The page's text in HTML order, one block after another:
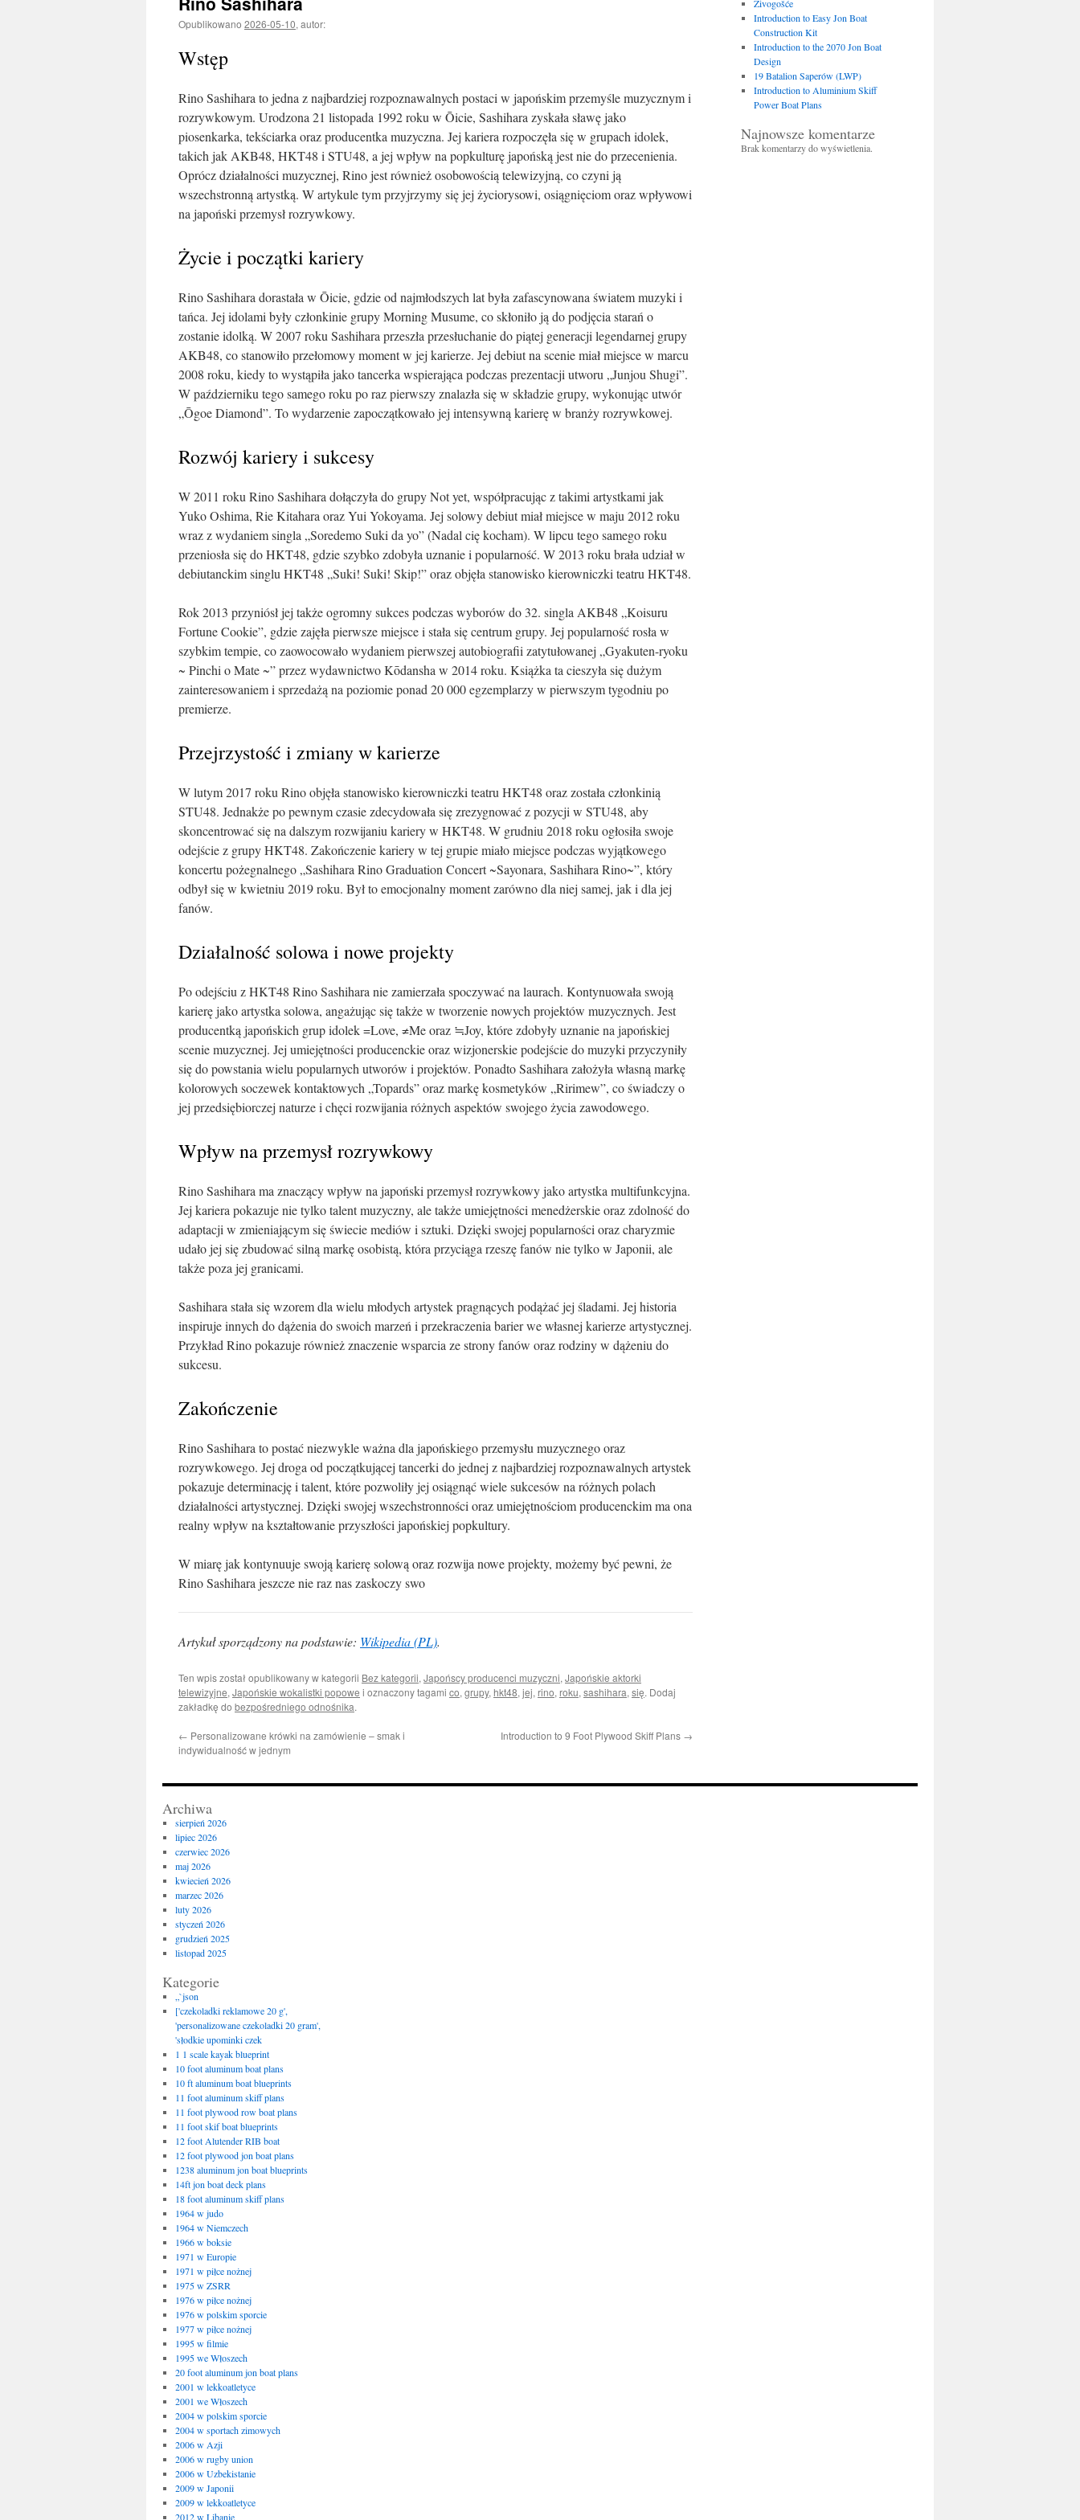
Opublikowano 2026-05-10, autor:
Wstęp
Rino Sashihara to jedna z najbardziej rozpoznawalnych postaci w japońskim przemyśle muzycznym i
rozrywkowym. Urodzona 21 listopada 1992 roku w Ōicie, Sashihara zyskała sławę jako
piosenkarka, tekściarka oraz producentka muzyczna. Jej kariera rozpoczęła się w grupach idolek,
takich jak AKB48, HKT48 i STU48, a jej wpływ na popkulturę japońską jest nie do przecenienia.
Oprócz działalności muzycznej, Rino jest również osobowością telewizyjną, co czyni ją
wszechstronną artystką. W artykule tym przyjrzymy się jej życiorysowi, osiągnięciom oraz wpływowi
na japoński przemysł rozrywkowy.
Życie i początki kariery
Rino Sashihara dorastała w Ōicie, gdzie od najmłodszych lat była zafascynowana światem muzyki i
tańca. Jej idolami były członkinie grupy Morning Musume, co skłoniło ją do podjęcia starań o
zostanie idolką. W 2007 roku Sashihara przeszła przesłuchanie do piątej generacji legendarnej grupy
AKB48, co stanowiło przełomowy moment w jej karierze. Jej debiut na scenie miał miejsce w marcu
2008 roku, kiedy to wystąpiła jako tancerka wspierająca podczas prezentacji utworu „Junjou Shugi”.
W październiku tego samego roku po raz pierwszy znalazła się w składzie grupy, wykonując utwór
„Ōgoe Diamond”. To wydarzenie zapoczątkowało jej intensywną karierę w branży rozrywkowej.
Rozwój kariery i sukcesy
W 2011 roku Rino Sashihara dołączyła do grupy Not yet, współpracując z takimi artystkami jak
Yuko Oshima, Rie Kitahara oraz Yui Yokoyama. Jej solowy debiut miał miejsce w maju 2012 roku
wraz z wydaniem singla „Soredemo Suki da yo” (Nadal cię kocham). W lipcu tego samego roku
przeniosła się do HKT48, gdzie szybko zdobyła uznanie i popularność. W 2013 roku brała udział w
debiutanckim singlu HKT48 „Suki! Suki! Skip!” oraz objęła stanowisko kierowniczki teatru HKT48.
Rok 2013 przyniósł jej także ogromny sukces podczas wyborów do 32. singla AKB48 „Koisuru
Fortune Cookie”, gdzie zajęła pierwsze miejsce i stała się centrum grupy. Jej popularność rosła w
szybkim tempie, co zaowocowało wydaniem pierwszej autobiografii zatytułowanej „Gyakuten-ryoku
~ Pinchi o Mate ~” przez wydawnictwo Kōdansha w 2014 roku. Książka ta cieszyła się dużym
zainteresowaniem i sprzedażą na poziomie ponad 20 000 egzemplarzy w pierwszym tygodniu po
premierze.
Przejrzystość i zmiany w karierze
W lutym 2017 roku Rino objęła stanowisko kierowniczki teatru HKT48 oraz została członkinią
STU48. Jednakże po pewnym czasie zdecydowała się zrezygnować z pozycji w STU48, aby
skoncentrować się na dalszym rozwijaniu kariery w HKT48. W grudniu 2018 roku ogłosiła swoje
odejście z grupy HKT48. Zakończenie kariery w tej grupie miało miejsce podczas wyjątkowego
koncertu pożegnalnego „Sashihara Rino Graduation Concert ~Sayonara, Sashihara Rino~”, który
odbył się w kwietniu 2019 roku. Był to emocjonalny moment zarówno dla niej samej, jak i dla jej
fanów.
Działalność solowa i nowe projekty
Po odejściu z HKT48 Rino Sashihara nie zamierzała spoczywać na laurach. Kontynuowała swoją
karierę jako artystka solowa, angażując się także w tworzenie nowych projektów muzycznych. Jest
producentką japońskich grup idolek =Love, ≠Me oraz ≒Joy, które zdobyły uznanie na japońskiej
scenie muzycznej. Jej umiejętności producenckie oraz wizjonerskie podejście do muzyki przyczyniły
się do powstania wielu popularnych utworów i projektów. Ponadto Sashihara założyła własną markę
kolorowych soczewek kontaktowych „Topards” oraz markę kosmetyków „Ririmew”, co świadczy o
jej przedsiębiorczej naturze i chęci rozwijania różnych aspektów swojego życia zawodowego.
Wpływ na przemysł rozrywkowy
Rino Sashihara ma znaczący wpływ na japoński przemysł rozrywkowy jako artystka multifunkcyjna.
Jej kariera pokazuje nie tylko talent muzyczny, ale także umiejętności menedżerskie oraz zdolność do
adaptacji w zmieniającym się świecie mediów i sztuki. Dzięki swojej popularności oraz charyzmie
udało jej się zbudować silną markę osobistą, która przyciąga rzeszę fanów nie tylko w Japonii, ale
także poza jej granicami.
Sashihara stała się wzorem dla wielu młodych artystek pragnących podążać jej śladami. Jej historia
inspiruje innych do dążenia do swoich marzeń i przekraczenia barier we własnej karierze artystycznej.
Przykład Rino pokazuje również znaczenie wsparcia ze strony fanów oraz rodziny w dążeniu do
sukcesu.
Zakończenie
Rino Sashihara to postać niezwykle ważna dla japońskiego przemysłu muzycznego oraz
rozrywkowego. Jej droga od początkującej tancerki do jednej z najbardziej rozpoznawalnych artystek
pokazuje determinację i talent, które pozwoliły jej osiągnąć wiele sukcesów na różnych polach
działalności artystycznej. Dzięki swojej wszechstronności oraz umiejętnościom producenckim ma ona
realny wpływ na kształtowanie przyszłości japońskiej popkultury.
W miarę jak kontynuuje swoją karierę solową oraz rozwija nowe projekty, możemy być pewni, że
Rino Sashihara jeszcze nie raz nas zaskoczy swo
Artykuł sporządzony na podstawie: Wikipedia (PL).
Ten wpis został opublikowany w kategorii Bez kategorii, Japońscy producenci muzyczni, Japońskie aktorki
telewizyjne, Japońskie wokalistki popowe i oznaczony tagami co, grupy, hkt48, jej, rino, roku, sashihara, się. Dodaj
zakładkę do bezpośredniego odnośnika.
← Personalizowane krówki na zamówienie – smak i
indywidualność w jednym
Introduction to 9 Foot Plywood Skiff Plans →
Živogošće
Introduction to Easy Jon Boat
Construction Kit
Introduction to the 2070 Jon Boat
Design
19 Batalion Saperów (LWP)
Introduction to Aluminium Skiff
Power Boat Plans
Najnowsze komentarze
Brak komentarzy do wyświetlenia.
Archiwa
sierpień 2026
lipiec 2026
czerwiec 2026
maj 2026
kwiecień 2026
marzec 2026
luty 2026
styczeń 2026
grudzień 2025
listopad 2025
Kategorie
„`json
['czekoladki reklamowe 20 g',
'personalizowane czekoladki 20 gram',
'słodkie upominki czek
1 1 scale kayak blueprint
10 foot aluminum boat plans
10 ft aluminum boat blueprints
11 foot aluminum skiff plans
11 foot plywood row boat plans
11 foot skif boat blueprints
12 foot Alutender RIB boat
12 foot plywood jon boat plans
1238 aluminum jon boat blueprints
14ft jon boat deck plans
18 foot aluminum skiff plans
1964 w judo
1964 w Niemczech
1966 w boksie
1971 w Europie
1971 w piłce nożnej
1975 w ZSRR
1976 w piłce nożnej
1976 w polskim sporcie
1977 w piłce nożnej
1995 w filmie
1995 we Włoszech
20 foot aluminum jon boat plans
2001 w lekkoatletyce
2001 we Włoszech
2004 w polskim sporcie
2004 w sportach zimowych
2006 w Azji
2006 w rugby union
2006 w Uzbekistanie
2009 w Japonii
2009 w lekkoatletyce
2012 w Libanie